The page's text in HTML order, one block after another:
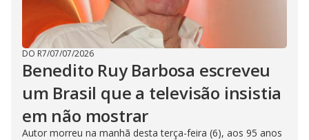
DO R7/07/07/2026
Benedito Ruy Barbosa escreveu
um Brasil que a televisão insistia
em não mostrar
Autor morreu na manhã desta terça-feira (6), aos 95 anos